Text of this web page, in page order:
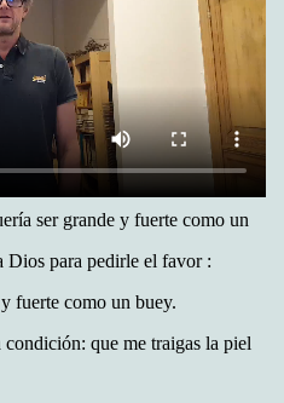
ser grande y fuerte como un
Dios para pedirle el favor :
fuerte como un buey.
que me traigas la piel